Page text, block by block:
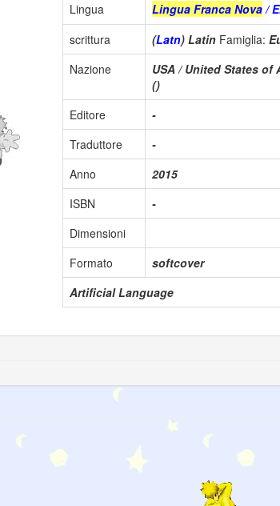
Lingua
Lingua Franca Nova/
scrittura
(Latn) Latin Famiglia:
Nazione
USA / United States of
()
Editore
-
Traduttore
-
Anno
2015
ISBN
-
Dimensioni
Formato
softcover
Artificial Language